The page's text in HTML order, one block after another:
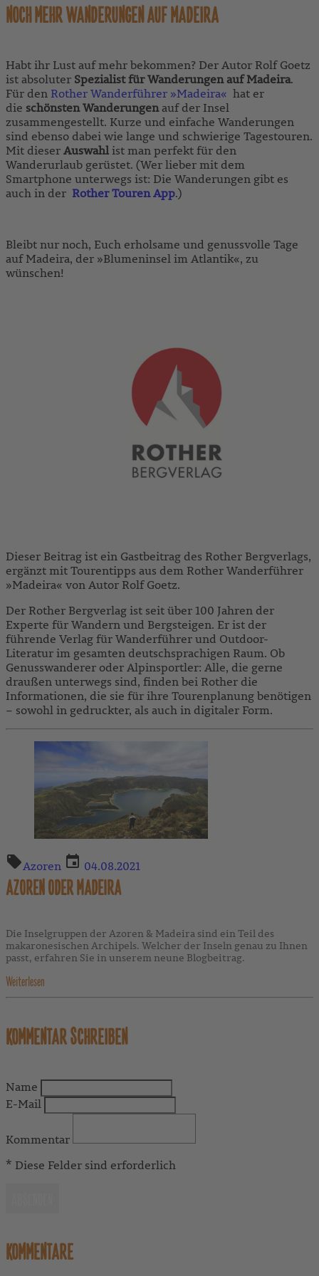
NOCH MEHR WANDERUNGEN AUF MADEIRA
Habt ihr Lust auf mehr bekommen? Der Autor Rolf Goetz
ist absoluter Spezialist für Wanderungen auf Madeira.
Für den Rother Wanderführer »Madeira« hat er
die schönsten Wanderungenauf der Insel
zusammengestellt. Kurze und einfache Wanderungen
sind ebenso dabei wie lange und schwierige Tagestouren.
Mit dieserAuswahlist man perfekt für den
Wanderurlaub gerüstet. (Wer lieber mit dem
Smartphone unterwegs ist: Die Wanderungen gibt es
auch in der Rother Touren App.)
Bleibt nur noch, Euch erholsame und genussvolle Tage
auf Madeira, der »Blumeninsel im Atlantik«, zu
wünschen!
Dieser Beitrag ist ein Gastbeitrag des Rother Bergverlags,
ergänzt mit Tourentipps aus dem Rother Wanderführer
»Madeira« von Autor Rolf Goetz.
Der Rother Bergverlag ist seit über 100 Jahren der
Experte für Wandern und Bergsteigen. Er ist der
führende Verlag für Wanderführer und Outdoor-
Literatur im gesamten deutschsprachigen Raum. Ob
Genusswanderer oder Alpinsportler: Alle, die gerne
draußen unterwegs sind, finden bei Rother die
Informationen, die sie für ihre Tourenplanung benötigen
– sowohl in gedruckter, als auch in digitaler Form.
Azoren 04.08.2021
AZOREN ODER MADEIRA
Die Inselgruppen der Azoren & Madeira sind ein Teil des
makaronesischen Archipels. Welcher der Inseln genau zu Ihnen
passt, erfahren Sie in unserem neune Blogbeitrag.
Weiterlesen
KOMMENTAR SCHREIBEN
Name
E-Mail
Kommentar
* Diese Felder sind erforderlich
KOMMENTARE